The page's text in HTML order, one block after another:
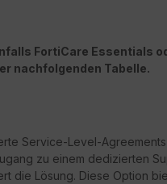
FortiCare Essentials
nachfolgenden Tabelle.
Service-Level-
zu einem dedizierten
die Lösung. Diese Option